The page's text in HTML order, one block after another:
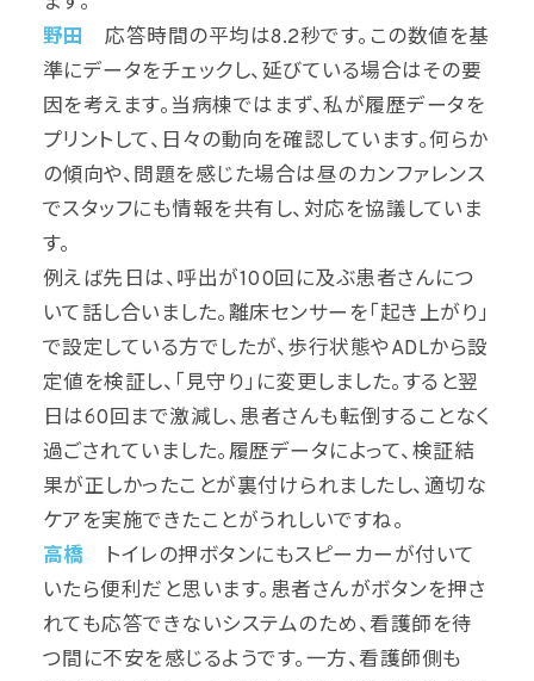
野田
応答時間の平均は8.2秒です。この数値を基
準にデータをチェックし、延びている場合はその要
因を考えます。当病棟ではまず、私が履歴データを
プリントして、日々の動向を確認しています。何らか
の傾向や、問題を感じた場合は昼のカンファレンス
でスタッフにも情報を共有し、対応を協議していま
す。
例えば先日は、呼出が100回に及ぶ患者さんにつ
いて話し合いました。離床センサーを「起き上がり」
で設定している方でしたが、歩行状態やADLから設
定値を検証し、「見守り」に変更しました。すると翌
日は60回まで激減し、患者さんも転倒することなく
過ごされていました。履歴データによって、検証結
果が正しかったことが裏付けられましたし、適切な
ケアを実施できたことがうれしいですね。
高橋 トイレの押ボタンにもスピーカーが付いて
いたら便利だと思います。患者さんがボタンを押さ
れても応答できないシステムのため、看護師を待
つ間に不安を感じるようです。一方、看護師側も